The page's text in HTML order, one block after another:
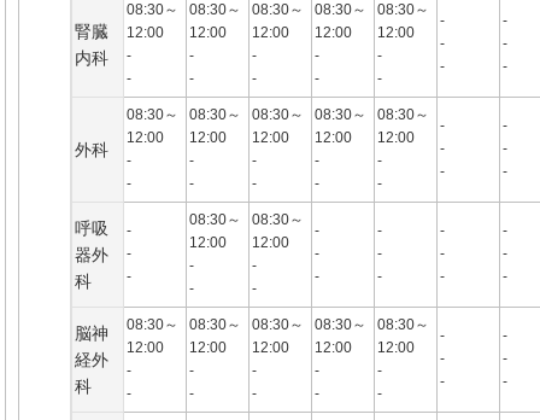
腎臓
内科
08:30～
12:00
-
-
08:30～
12:00
-
-
08:30～
12:00
-
-
08:30～
12:00
-
-
08:30～
12:00
-
-
-
-
-
-
-
-
外科
08:30～
12:00
-
-
08:30～
12:00
-
-
08:30～
12:00
-
-
08:30～
12:00
-
-
08:30～
12:00
-
-
-
-
-
-
-
-
呼吸
器外
科
-
-
-
08:30～
12:00
-
-
08:30～
12:00
-
-
-
-
-
-
-
-
-
-
-
-
-
-
脳神
経外
科
08:30～
12:00
-
-
08:30～
12:00
-
-
08:30～
12:00
-
-
08:30～
12:00
-
-
08:30～
12:00
-
-
-
-
-
-
-
-